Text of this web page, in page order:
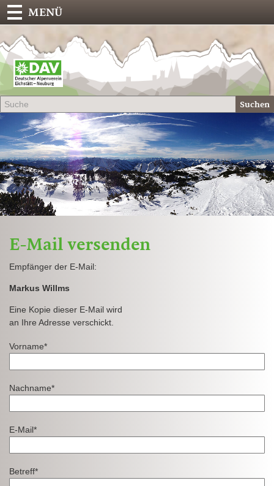
Suchen
MENÜ
E-Mail versenden
Empfänger der E-Mail:
Markus Willms
Eine Kopie dieser E-Mail wird
an Ihre Adresse verschickt.
Vorname*
Nachname*
E-Mail*
Betreff*